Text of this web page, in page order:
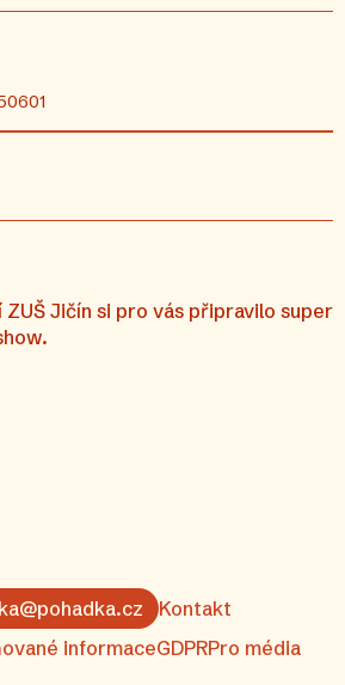
ZUŠ Jičín si pro vás připravilo super
Kontakt
informaceGDPRPro média